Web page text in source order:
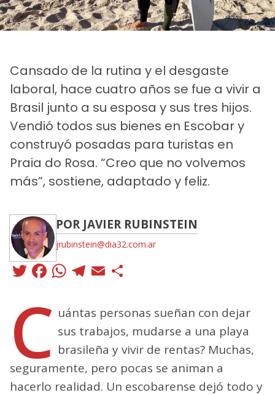
Cansado de la rutina y el desgaste
laboral, hace cuatro años se fue a vivir a
Brasil junto a su esposa y sus tres hijos.
Vendió todos sus bienes en Escobar y
construyó posadas para turistas en
Praia do Rosa. “Creo que no volvemos
más”, sostiene, adaptado y feliz.
POR JAVIER RUBINSTEIN
jrubinstein@dia32.com.ar
Twitter
Facebook
WhatsApp
Telegram
Email
C uántas personas sueñan con dejar
sus trabajos, mudarse a una playa
brasileña y vivir de rentas? Muchas,
seguramente, pero pocas se animan a
hacerlo realidad. Un escobarense dejó todo y